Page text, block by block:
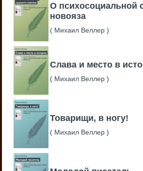
О психосоциальной
новояза
( Михаил Веллер)
Слава и место в
( Михаил Веллер)
Товарищи, в ногу!
( Михаил Веллер)